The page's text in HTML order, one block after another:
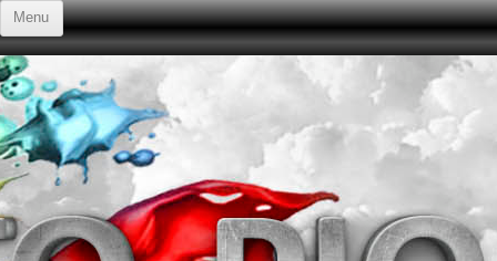
Menu
Przejdź do treści